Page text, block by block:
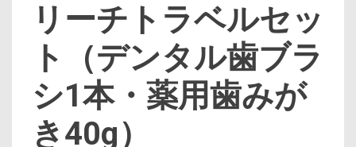
リーチトラベルセッ
ト（デンタル歯ブラ
シ1本・薬用歯みが
き40g）